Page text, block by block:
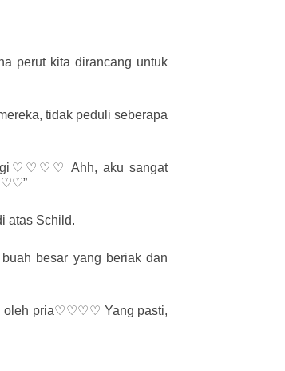
perut kita dirancang untuk
tidak peduli seberapa
Ahh, aku sangat
atas Schild.
besar yang beriak dan
oleh pria♡♡♡♡ Yang pasti,